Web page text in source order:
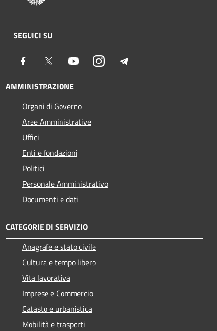
SEGUICI SU
Facebook Twitter YoutubeInstagram
AMMINISTRAZIONE
Organi di Governo
Aree Amministrative
Uffici
Enti e fondazioni
Politici
Personale Amministrativo
Documenti e dati
CATEGORIE DI SERVIZIO
Anagrafe e stato civile
Cultura e tempo libero
Vita lavorativa
Imprese e Commercio
Catasto e urbanistica
Mobilità e trasporti